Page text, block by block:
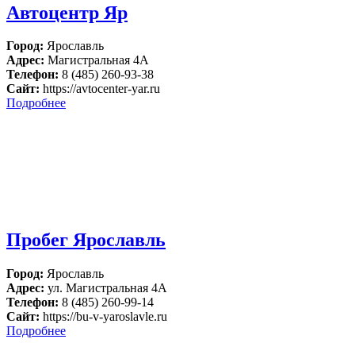
Автоцентр Яр
Город: Ярославль
Адрес: Магистральная 4А
Телефон: 8 (485) 260-93-38
Сайт: https://avtocenter-yar.ru
Подробнее
Пробег Ярославль
Город: Ярославль
Адрес: ул. Магистральная 4А
Телефон: 8 (485) 260-99-14
Сайт: https://bu-v-yaroslavle.ru
Подробнее